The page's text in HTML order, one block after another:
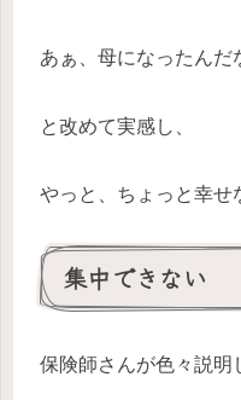
あぁ、母になったんだ
と改めて実感し、
やっと、ちょっと幸せ
集中できない
保険師さんが色々説明